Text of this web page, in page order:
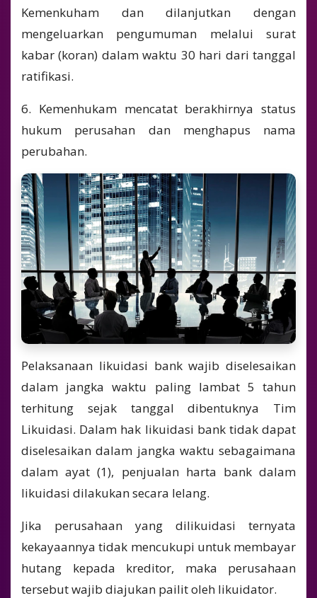
Kemenkuham dan dilanjutkan dengan
mengeluarkan pengumuman melalui surat
kabar (koran) dalam waktu 30 hari dari tanggal
ratifikasi.
6. Kemenhukam mencatat berakhirnya status
hukum perusahan dan menghapus nama
perubahan.
Pelaksanaan likuidasi bank wajib diselesaikan
dalam jangka waktu paling lambat 5 tahun
terhitung sejak tanggal dibentuknya Tim
Likuidasi. Dalam hak likuidasi bank tidak dapat
diselesaikan dalam jangka waktu sebagaimana
dalam ayat (1), penjualan harta bank dalam
likuidasi dilakukan secara lelang.
Jika perusahaan yang dilikuidasi ternyata
kekayaannya tidak mencukupi untuk membayar
hutang kepada kreditor, maka perusahaan
tersebut wajib diajukan pailit oleh likuidator.